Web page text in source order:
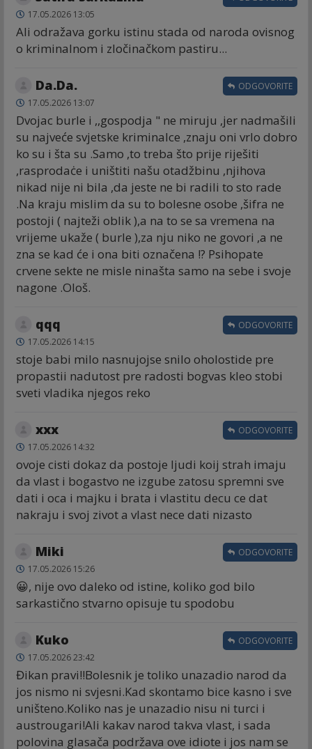
17.05.2026 13:05
Ali odražava gorku istinu stada od naroda ovisnog
o kriminalnom i zločinačkom pastiru...
Da.Da.
17.05.2026 13:07
Dvojac burle i ,,gospodja " ne miruju ,jer nadmašili
su najveće svjetske kriminalce ,znaju oni vrlo dobro
ko su i šta su .Samo ,to treba što prije riješiti
,rasprodaċe i uništiti našu otadžbinu ,njihova
nikad nije ni bila ,da jeste ne bi radili to sto rade
.Na kraju mislim da su to bolesne osobe ,šifra ne
postoji ( najteži oblik ),a na to se sa vremena na
vrijeme ukaže ( burle ),za nju niko ne govori ,a ne
zna se kad će i ona biti označena !? Psihopate
crvene sekte ne misle ninašta samo na sebe i svoje
nagone .Ološ.
ODGOVORITE
qqq
17.05.2026 14:15
stoje babi milo nasnujojse snilo oholostide pre
propastii nadutost pre radosti bogvas kleo stobi
sveti vladika njegos reko
ODGOVORITE
xxx
17.05.2026 14:32
ovoje cisti dokaz da postoje ljudi koij strah imaju
da vlast i bogastvo ne izgube zatosu spremni sve
dati i oca i majku i brata i vlastitu decu ce dat
nakraju i svoj zivot a vlast nece dati nizasto
ODGOVORITE
Miki
17.05.2026 15:26
😀, nije ovo daleko od istine, koliko god bilo
sarkastično stvarno opisuje tu spodobu
ODGOVORITE
Kuko
17.05.2026 23:42
Đikan pravi!!Bolesnik je toliko unazadio narod da
jos nismo ni svjesni.Kad skontamo bice kasno i sve
uništeno.Koliko nas je unazadio nisu ni turci i
austrougari!Ali kakav narod takva vlast, i sada
polovina glasača podržava ove idiote i jos nam se
ODGOVORITE